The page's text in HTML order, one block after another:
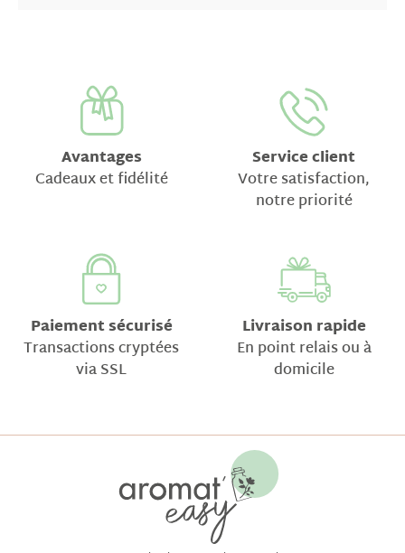
Avantages
Cadeaux et fidélité
Service client
Votre satisfaction,
notre priorité
Paiement sécurisé
Transactions cryptées
via SSL
Livraison rapide
En point relais ou à
domicile